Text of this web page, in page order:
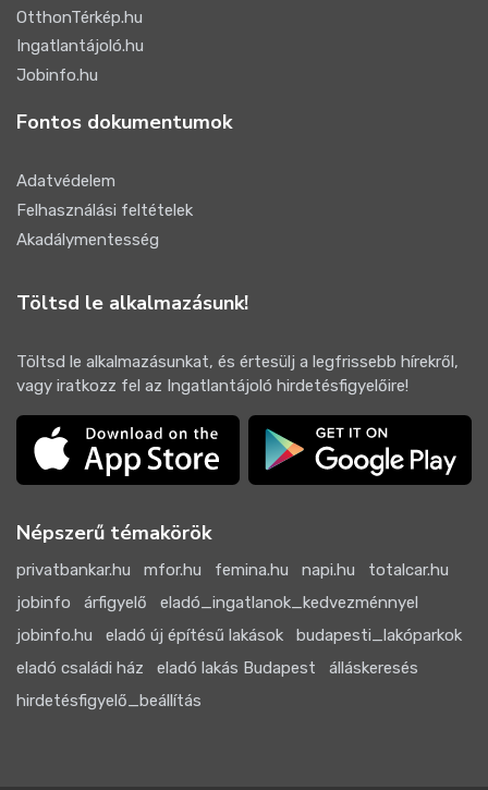
OtthonTérkép.hu
Ingatlantájoló.hu
Jobinfo.hu
Fontos dokumentumok
Adatvédelem
Felhasználási feltételek
Akadálymentesség
Töltsd le alkalmazásunk!
Töltsd le alkalmazásunkat, és értesülj a legfrissebb hírekről,
vagy iratkozz fel az Ingatlantájoló hirdetésfigyelőire!
Népszerű témakörök
privatbankar.hu mfor.hu femina.hu napi.hu
totalcar.hu
jobinfo
árfigyelő
eladó_ingatlanok_kedvezménnyel
jobinfo.hu
eladó új építésű lakások
budapesti_lakóparkok
eladó családi ház
eladó lakás Budapest
álláskeresés
hirdetésfigyelő_beállítás